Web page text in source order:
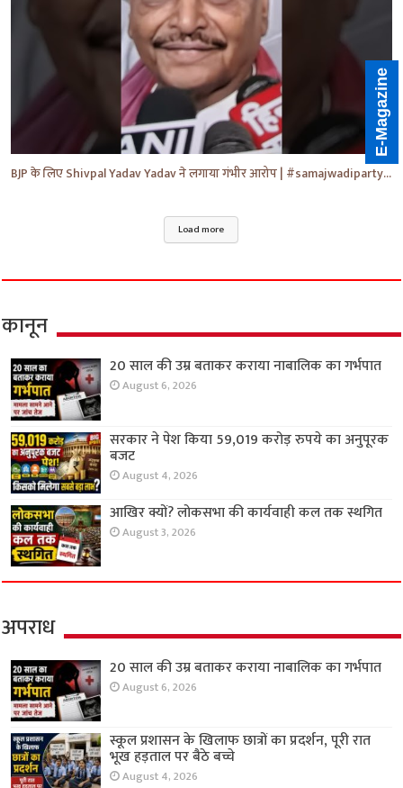
BJP के लिए Shivpal Yadav Yadav ने लगाया गंभीर आरोप | #samajwadiparty | Akhilesh Yadav | #shorts #yt
Load more
कानून
20 साल की उम्र बताकर कराया नाबालिक का गर्भपात
August 6, 2026
सरकार ने पेश किया 59,019 करोड़ रुपये का अनुपूरक
बजट
August 4, 2026
आखिर क्यों? लोकसभा की कार्यवाही कल तक स्थगित
August 3, 2026
अपराध
20 साल की उम्र बताकर कराया नाबालिक का गर्भपात
August 6, 2026
स्कूल प्रशासन के खिलाफ छात्रों का प्रदर्शन, पूरी रात
भूख हड़ताल पर बैठे बच्चे
August 4, 2026
E-Magazine